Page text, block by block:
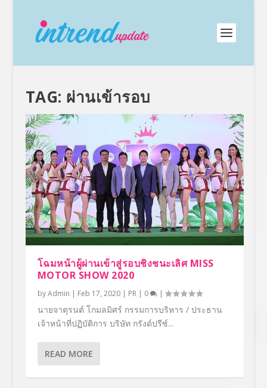
TAG: ผ่านเข้ารอบ
โฉมหน้าผู้ผ่านเข้าสู่รอบชิงชนะเลิศ MISS
MOTOR SHOW 2020
byAdmin | Feb 17, 2020| PR| 0 |
นายจาตุรนต์ โกมลมิศร์ กรรมการบริหาร / ประธาน
เจ้าหน้าที่ปฏิบัติการ บริษัท กรังด์ปรีซ์...
READ MORE